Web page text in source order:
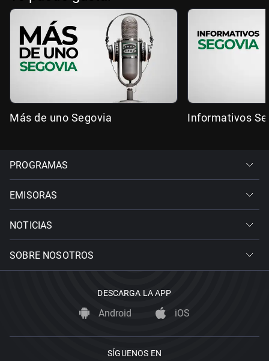
Más de uno Segovia Informativos
PROGRAMAS
EMISORAS
NOTICIAS
SOBRE NOSOTROS
DESCARGA LA APP
Android iOS
SÍGUENOS EN